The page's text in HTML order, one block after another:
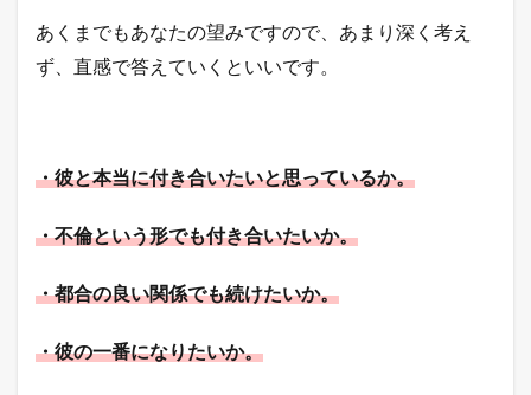
あくまでもあなたの望みですので、あまり深く考え
ず、直感で答えていくといいです。
・彼と本当に付き合いたいと思っているか。
・不倫という形でも付き合いたいか。
・都合の良い関係でも続けたいか。
・彼の一番になりたいか。